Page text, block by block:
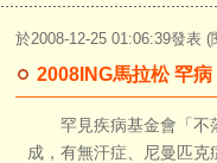
於2008-12-25 01:06:39發表 (
2008ING馬拉松 罕病
罕見疾病基金會「不落
成，有無汗症、尼曼匹